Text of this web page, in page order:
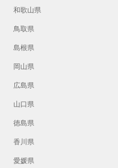
和歌山県
鳥取県
島根県
岡山県
広島県
山口県
徳島県
香川県
愛媛県